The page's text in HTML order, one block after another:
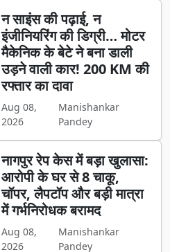
न साइंस की पढ़ाई, न
इंजीनियरिंग की डिग्री… मोटर
मैकेनिक के बेटे ने बना डाली
उड़ने वाली कार! 200 KM की
रफ्तार का दावा
Aug 08,
2026
Manishankar
Pandey
नागपुर रेप केस में बड़ा खुलासा:
आरोपी के घर से 8 चाकू,
चॉपर, लैपटॉप और बड़ी मात्रा
में गर्भनिरोधक बरामद
Aug 08,
2026
Manishankar
Pandey